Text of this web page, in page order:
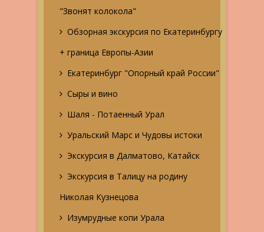
"Звонят колокола"
Обзорная экскурсия по Екатеринбургу
+ граница Европы-Азии
Екатеринбург "Опорный край России"
Сыры и вино
Шаля - Потаенный Урал
Уральский Марс и Чудовы истоки
Экскурсия в Далматово, Катайск
Экскурсия в Талицу на родину
Николая Кузнецова
Изумрудные копи Урала